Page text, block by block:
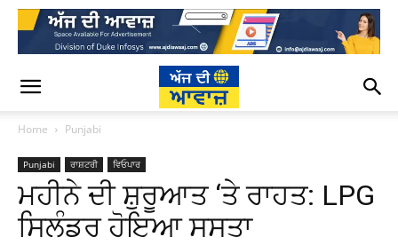
Home Punjabi
Punjabi ਰਾਸ਼ਟਰੀ ਵਿਓਪਾਰ
ਮਹੀਨੇ ਦੀ ਸ਼ੁਰੂਆਤ ‘ਤੇ ਰਾਹਤ: LPG
ਸਿਲੰਡਰ ਹੋਇਆ ਸਸਤਾ